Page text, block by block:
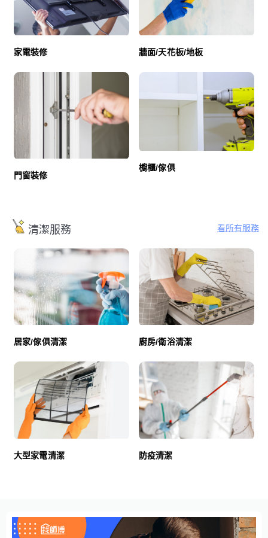
家電裝修 牆面/天花板/地板
門窗裝修
櫥櫃/傢俱
清潔服務 看所有服務
居家/傢俱清潔 廚房/衛浴清潔
大型家電清潔 防疫清潔